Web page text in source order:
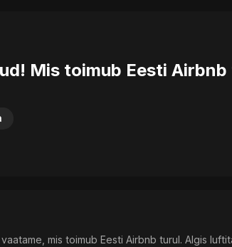
Mis toimub Eesti Airbnb
mis toimub Eesti Airbnb turul. Algis